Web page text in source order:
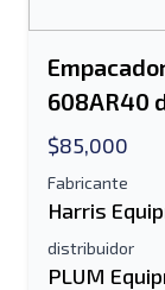
608AR40
$85,000
Fabricante
Harris
distribuidor
PLUM